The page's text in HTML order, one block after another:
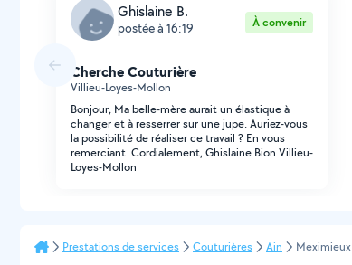
Ghislaine B.
postée à 16:19 À convenir
Cherche Couturière
Villieu-Loyes-Mollon
Bonjour, Ma belle-mère aurait un élastique à
changer et à resserrer sur une jupe. Auriez-vous
la possibilité de réaliser ce travail ? En vous
remerciant. Cordialement, Ghislaine Bion Villieu-
Loyes-Mollon
Prestations de services Couturières Ain Meximieux